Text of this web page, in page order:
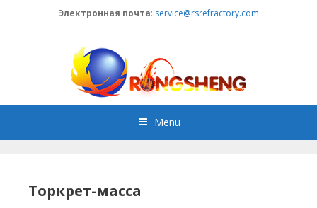
Электронная почта: service@rsrefractory.com
Menu
Торкрет-масса